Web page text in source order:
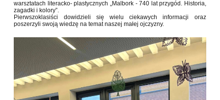
warsztatach literacko- plastycznych „Malbork - 740 lat przygód. Historia,
zagadki i kolory”.
Pierwszoklasiści dowidzieli się wielu ciekawych informacji oraz
poszerzyli swoją wiedzę na temat naszej małej ojczyzny.